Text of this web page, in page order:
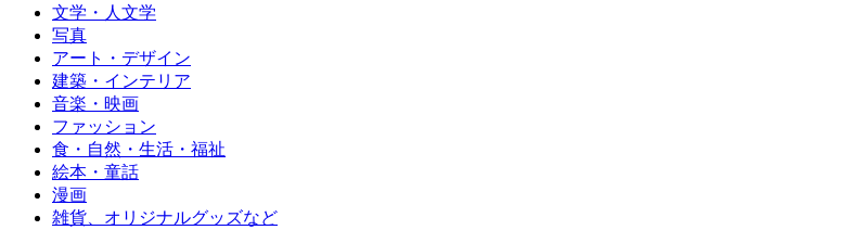
文学・人文学
写真
アート・デザイン
建築・インテリア
音楽・映画
ファッション
食・自然・生活・福祉
絵本・童話
漫画
雑貨、オリジナルグッズなど